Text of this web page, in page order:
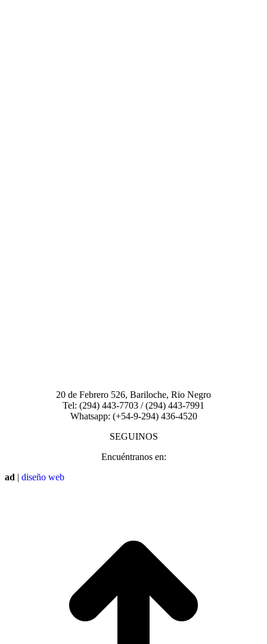
20 de Febrero 526, Bariloche, Rio Negro
Tel: (294) 443-7703 / (294) 443-7991
Whatsapp: (+54-9-294) 436-4520
SEGUINOS
Encuéntranos en:
ad | diseño web